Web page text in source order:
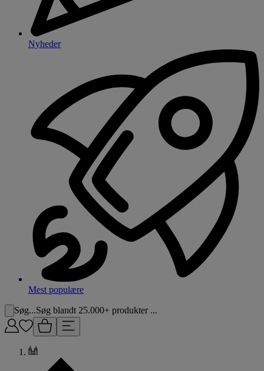
Nyheder
Mest populære
Søg...Søg blandt 25.000+ produkter ...